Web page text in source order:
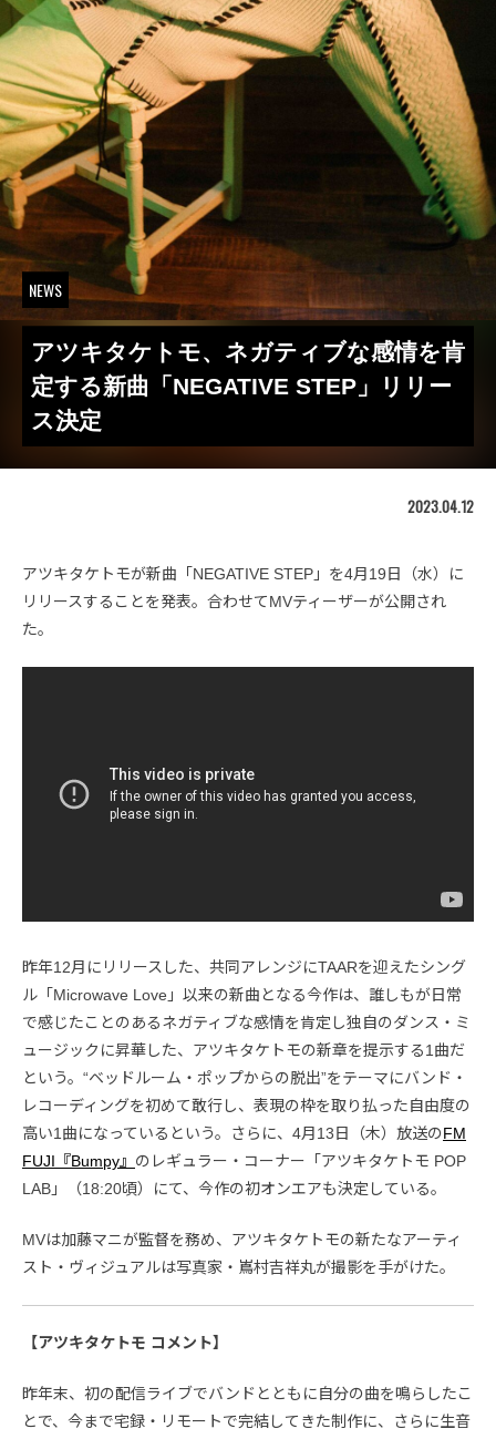
NEWS
アツキタケトモ、ネガティブな感情を肯
定する新曲「NEGATIVE STEP」リリー
ス決定
2023.04.12
アツキタケトモが新曲「NEGATIVE STEP」を4月19日（水）に
リリースすることを発表。合わせてMVティーザーが公開され
た。
昨年12月にリリースした、共同アレンジにTAARを迎えたシング
ル「Microwave Love」以来の新曲となる今作は、誰しもが日常
で感じたことのあるネガティブな感情を肯定し独自のダンス・ミ
ュージックに昇華した、アツキタケトモの新章を提示する1曲だ
という。“ベッドルーム・ポップからの脱出”をテーマにバンド・
レコーディングを初めて敢行し、表現の枠を取り払った自由度の
高い1曲になっているという。さらに、4月13日（木）放送のFM
FUJI『Bumpy』 のレギュラー・コーナー「アツキタケトモ POP
LAB」（18:20頃）にて、今作の初オンエアも決定している。
MVは加藤マニが監督を務め、アツキタケトモの新たなアーティ
スト・ヴィジュアルは写真家・嶌村吉祥丸が撮影を手がけた。
【アツキタケトモ コメント】
昨年末、初の配信ライブでバンドとともに自分の曲を鳴らしたこ
とで、今まで宅録・リモートで完結してきた制作に、さらに生音